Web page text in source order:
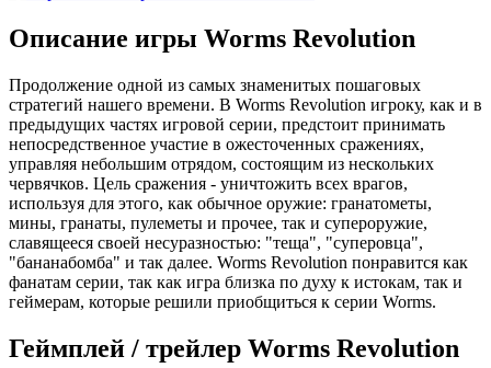
Описание игры Worms Revolution
Продолжение одной из самых знаменитых пошаговых
стратегий нашего времени. В Worms Revolution игроку, как и в
предыдущих частях игровой серии, предстоит принимать
непосредственное участие в ожесточенных сражениях,
управляя небольшим отрядом, состоящим из нескольких
червячков. Цель сражения - уничтожить всех врагов,
используя для этого, как обычное оружие: гранатометы,
мины, гранаты, пулеметы и прочее, так и супероружие,
славящееся своей несуразностью: "теща", "суперовца",
"бананабомба" и так далее. Worms Revolution понравится как
фанатам серии, так как игра близка по духу к истокам, так и
геймерам, которые решили приобщиться к серии Worms.
Геймплей / трейлер Worms Revolution